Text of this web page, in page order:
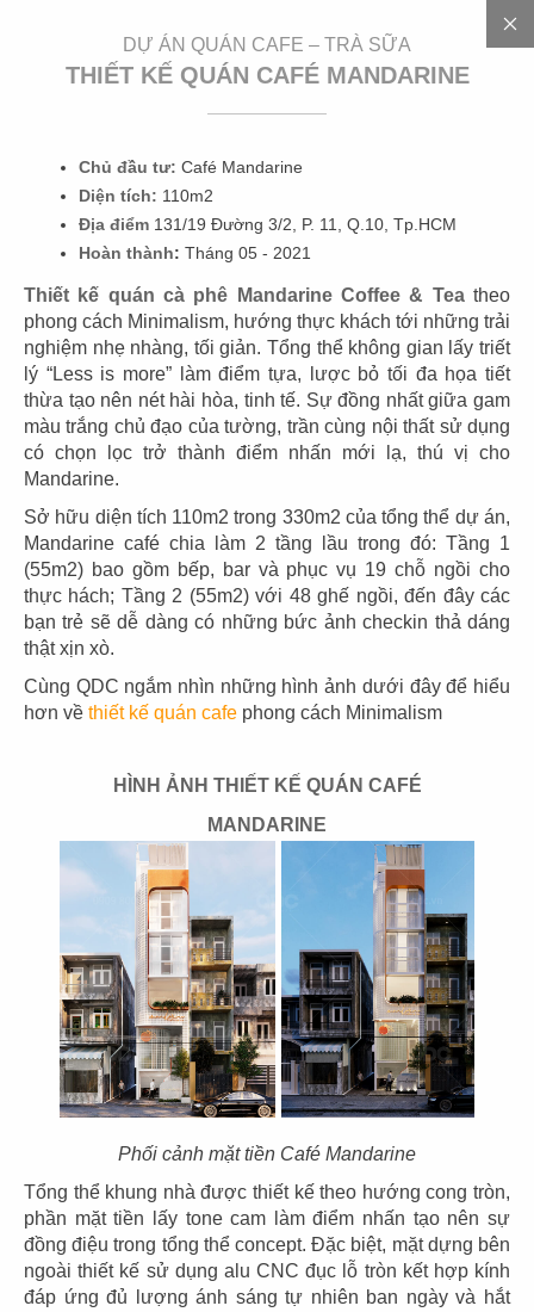
DỰ ÁN QUÁN CAFE – TRÀ SỮA
THIẾT KẾ QUÁN CAFÉ MANDARINE
Chủ đầu tư: Café Mandarine
Diện tích: 110m2
Địa điểm 131/19 Đường 3/2, P. 11, Q.10, Tp.HCM
Hoàn thành: Tháng 05 - 2021
Thiết kế quán cà phê Mandarine Coffee & Tea theo
phong cách Minimalism, hướng thực khách tới những trải
nghiệm nhẹ nhàng, tối giản. Tổng thể không gian lấy triết
lý “Less is more” làm điểm tựa, lược bỏ tối đa họa tiết
thừa tạo nên nét hài hòa, tinh tế. Sự đồng nhất giữa gam
màu trắng chủ đạo của tường, trần cùng nội thất sử dụng
có chọn lọc trở thành điểm nhấn mới lạ, thú vị cho
Mandarine.
Sở hữu diện tích 110m2 trong 330m2 của tổng thể dự án,
Mandarine café chia làm 2 tầng lầu trong đó: Tầng 1
(55m2) bao gồm bếp, bar và phục vụ 19 chỗ ngồi cho
thực hách; Tầng 2 (55m2) với 48 ghế ngồi, đến đây các
bạn trẻ sẽ dễ dàng có những bức ảnh checkin thả dáng
thật xịn xò.
Cùng QDC ngắm nhìn những hình ảnh dưới đây để hiểu
hơn về thiết kế quán cafe phong cách Minimalism
HÌNH ẢNH THIẾT KẾ QUÁN CAFÉ
MANDARINE
Phối cảnh mặt tiền Café Mandarine
Tổng thể khung nhà được thiết kế theo hướng cong tròn,
phần mặt tiền lấy tone cam làm điểm nhấn tạo nên sự
đồng điệu trong tổng thể concept. Đặc biệt, mặt dựng bên
ngoài thiết kế sử dụng alu CNC đục lỗ tròn kết hợp kính
đáp ứng đủ lượng ánh sáng tự nhiên ban ngày và hắt
300+ DỰ
01
HIGHLANDS
CN Cát Lái
02
HIGHLANDS
03
PHÊ LA
CN Biên Hòa
KATINAT
CN 3/2
CN Waterbus
06
CHEESE COFFEE
CN Đà Nẵng
CN Tân Sơn Nhì
KOI THÉ
CN Pearl Plaza